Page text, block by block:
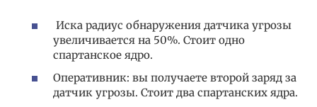
Иска радиус обнаружения датчика угрозы
увеличивается на 50%. Стоит одно
спартанское ядро.
Оперативник: вы получаете второй заряд за
датчик угрозы. Стоит два спартанских ядра.